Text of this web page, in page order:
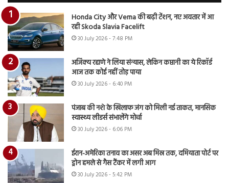
Honda City और Verna की बढ़ी टेंशन, नए अवतार में आ
रही Skoda Slavia Facelift
30 July 2026 - 7:48 PM
अजिंक्य रहाणे ने लिया संन्यास, लेकिन कप्तानी का ये रिकॉर्ड
आज तक कोई नहीं तोड़ पाया
30 July 2026 - 6:40 PM
पंजाब की नशे के खिलाफ जंग को मिली नई ताकत, मानसिक
स्वास्थ्य लीडर्स संभालेंगे मोर्चा
30 July 2026 - 6:06 PM
ईरान-अमेरिका तनाव का असर अब मिस्र तक, दमियाता पोर्ट पर
ड्रोन हमले से गैस टैंकर में लगी आग
30 July 2026 - 5:42 PM